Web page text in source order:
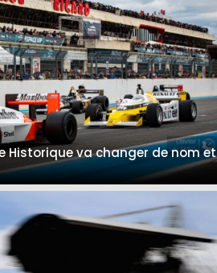
Historique va changer de nom et